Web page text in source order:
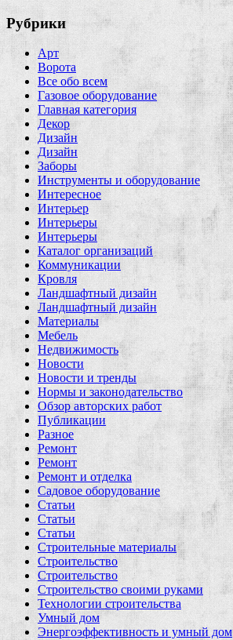
Рубрики
Арт
Ворота
Все обо всем
Газовое оборудование
Главная категория
Декор
Дизайн
Дизайн
Заборы
Инструменты и оборудование
Интересное
Интерьер
Интерьеры
Интерьеры
Каталог организаций
Коммуникации
Кровля
Ландшафтный дизайн
Ландшафтный дизайн
Материалы
Мебель
Недвижимость
Новости
Новости и тренды
Нормы и законодательство
Обзор авторских работ
Публикации
Разное
Ремонт
Ремонт
Ремонт и отделка
Садовое оборудование
Статьи
Статьи
Статьи
Строительные материалы
Строительство
Строительство
Строительство своими руками
Технологии строительства
Умный дом
Энергоэффективность и умный дом